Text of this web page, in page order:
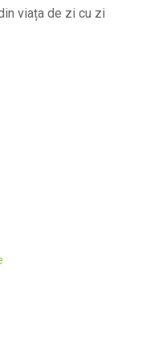
viața de zi cu zi